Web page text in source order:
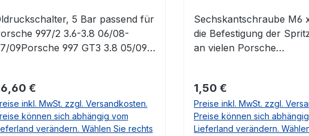
5 Bar passend für
997/2 3.6-3.8 06/08-
09Porsche 997 GT3 3.8 05/09-
2.9-3.4 08/08-07/10Porsche
II (987) 2.9-3.4 08/08-
13Porsche Cayenne (9PA) 4.8
07-09/10 OE Nr. 99760620300,
Preis:
€
inkl. MwSt. zzgl. Versandkosten.
können sich abhängig vom
verändern. Wählen Sie rechts
Sechskantschraube M6
die Befestigung der
an vielen Porsche
pro Seite benötigt)OE-Nr.
99907200501,
072 005 01, 999 072
Regulärer Preis:
1,50 €
Preise inkl. MwSt. zzgl.
Preise können sich
Lieferland verändern.